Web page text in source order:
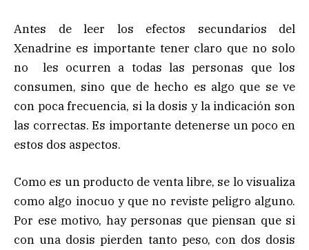
Antes de leer los efectos secundarios del
Xenadrine es importante tener claro que no solo
no les ocurren a todas las personas que los
consumen, sino que de hecho es algo que se ve
con poca frecuencia, si la dosis y la indicación son
las correctas. Es importante detenerse un poco en
estos dos aspectos.
Como es un producto de venta libre, se lo visualiza
como algo inocuo y que no reviste peligro alguno.
Por ese motivo, hay personas que piensan que si
con una dosis pierden tanto peso, con dos dosis